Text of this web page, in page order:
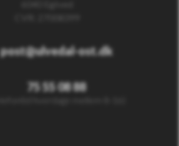
post@ulvedal-ost.dk
75 55 08 88